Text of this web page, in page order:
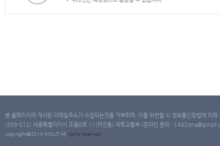
본 홈페이지에 게시된 이메일주소가 수집되는것을 거부하며, 이를 위반할 시 정보통신망법에 의
(339-012) 세종특별자치시 도움6로 11(어진동) 국토교통부 (온라인 문의 :
copyright@2014 MOLIT All rights reserved.